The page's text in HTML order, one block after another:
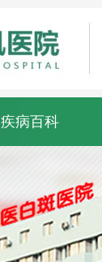
疾病百科